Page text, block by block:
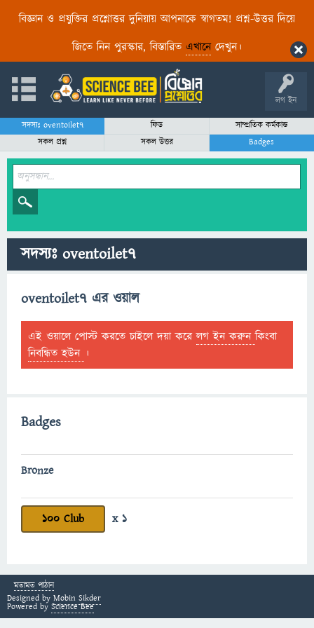
বিজ্ঞান ও প্রযুক্তির প্রশ্নোত্তর দুনিয়ায় আপনাকে স্বাগতম! প্রশ্ন-উত্তর দিয়ে
জিতে নিন পুরস্কার, বিস্তারিত এখানেদেখুন।
লগ ইন
সদস্যঃ oventoilet7 ফিড
সাম্প্রতিক কর্মকান্ড
সকল প্রশ্ন
সকল উত্তর Badges
সদস্যঃ oventoilet7
oventoilet7 এর ওয়াল
এই ওয়ালে পোস্ট করতে চাইলে দয়া করেলগ ইন করুনকিংবা
নিবন্ধিত হউন ।
Badges
Bronze
100 Club x 1
মতামত পাঠান
Designed by Mobin Sikder
Powered by Science Bee